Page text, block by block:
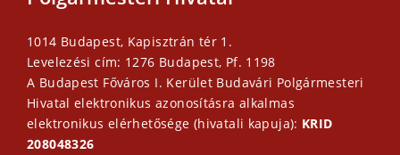
1014 Budapest, Kapisztrán tér 1.
Levelezési cím: 1276 Budapest, Pf. 1198
A Budapest Főváros I. Kerület Budavári Polgármesteri
Hivatal elektronikus azonosításra alkalmas
elektronikus elérhetősége (hivatali kapuja): KRID
208048326